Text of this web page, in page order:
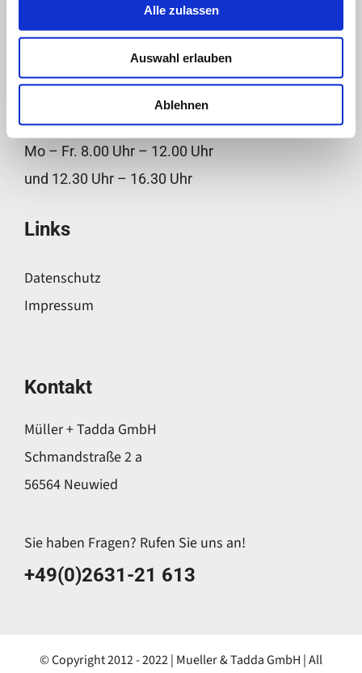
Alle zulassen
Auswahl erlauben
Ablehnen
Öffnungszeiten
Mo – Fr. 8.00 Uhr – 12.00 Uhr
und 12.30 Uhr – 16.30 Uhr
Links
Datenschutz
Impressum
Kontakt
Müller + Tadda GmbH
Schmandstraße 2 a
56564 Neuwied
Sie haben Fragen? Rufen Sie uns an!
+49(0)2631-21 613
© Copyright 2012 - 2022 | Mueller & Tadda GmbH | All